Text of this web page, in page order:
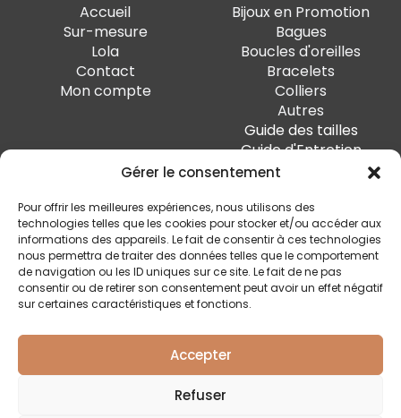
Gérer le consentement
Pour offrir les meilleures expériences, nous utilisons des
technologies telles que les cookies pour stocker et/ou accéder aux
informations des appareils. Le fait de consentir à ces technologies
nous permettra de traiter des données telles que le comportement
de navigation ou les ID uniques sur ce site. Le fait de ne pas
consentir ou de retirer son consentement peut avoir un effet négatif
sur certaines caractéristiques et fonctions.
Accepter
Refuser
Accueil
Sur-mesure
Lola
Contact
Mon compte
Bijoux en Promotion
Bagues
Boucles d'oreilles
Bracelets
Colliers
Autres
Guide des tailles
Guide d'Entretien
SUIVEZ-MOI
Quai Marcellis 10, 4020 Liège - BE0 794.477.312